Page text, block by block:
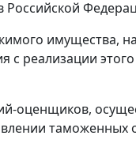
имущества,
с реализации
оценщиков,
таможенных